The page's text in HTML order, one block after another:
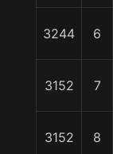
3244 6
3152 7
3152 8